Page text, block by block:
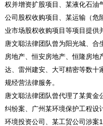
权并增资扩股项目、某液化石油
公司股权收购项目、某运输（危
业市场股权收购项目等项目提供
唐文聪法律团队曾为阳光城、
房地产、恒安房地产、恒隆房
达、雷州建安、大可精密等数十
规经营法律服务。
唐文聪法律团队曾代理了某黄金
纠纷案、广州某环境保护工程设
环境投资公司、某工贸公司涉案